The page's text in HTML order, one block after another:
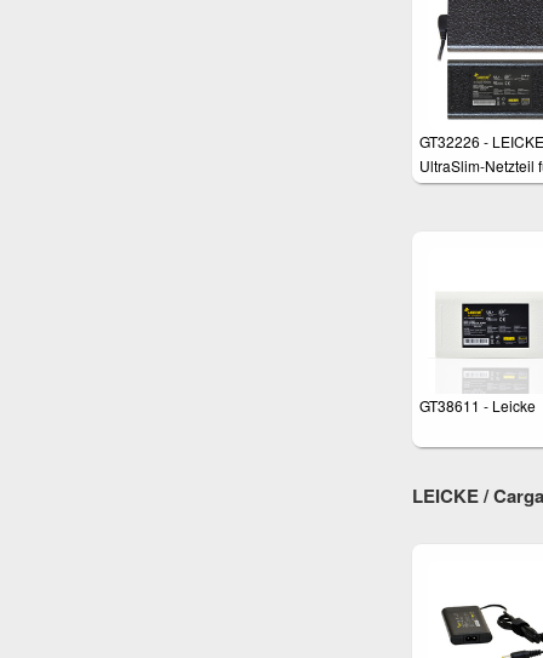
GT32226 - LEICKE
UltraSlim-Netzteil
Lenovo Yoga 11,
GT38611 - Leicke
LEICKE /